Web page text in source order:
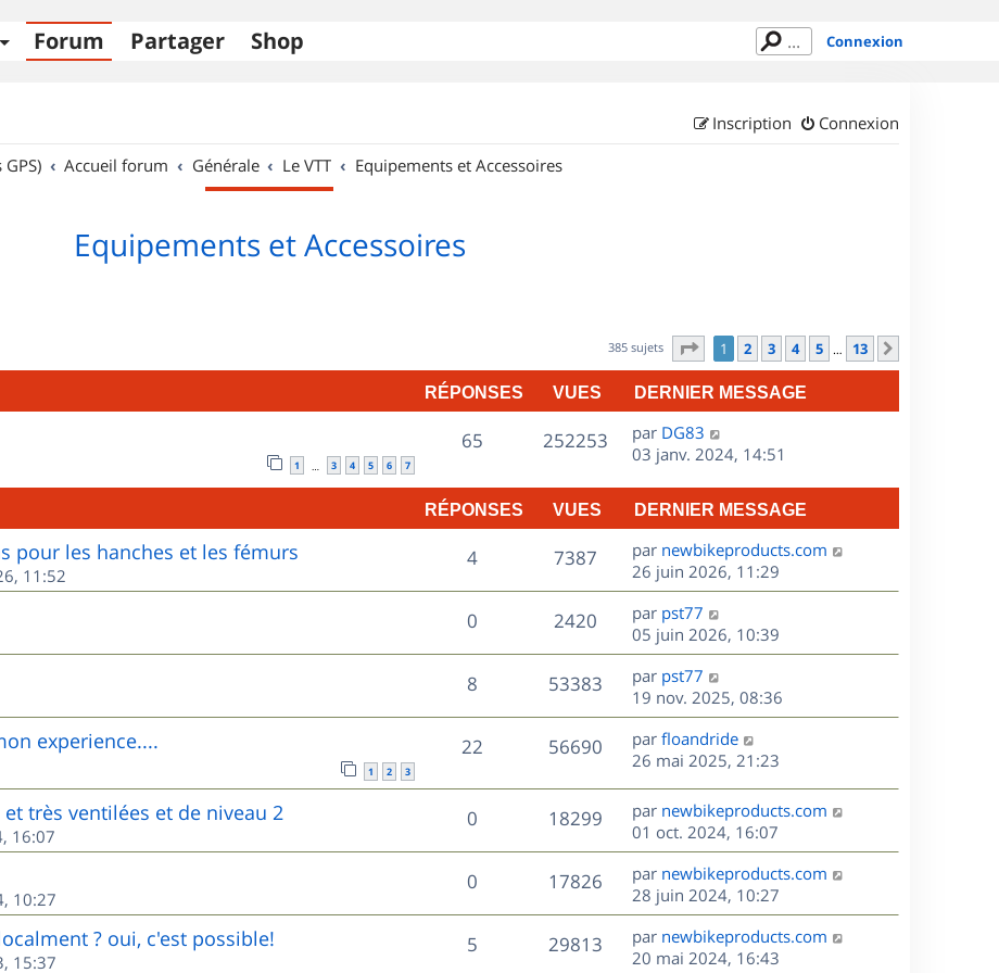
Forum Partager Shop Connexion
Connexion
Inscription
Accueil forum Générale Le VTT Equipements et Accessoires
Equipements et Accessoires
385 sujets Page sur13
1 2 3 4 5 … 13
RÉPONSES VUES DERNIER MESSAGE
1 … 3 4 5 6 7
65R
p
n
s
252253V
D
e
r
m
e
s
s
a
g
e
par DG83
03 janv. 2024, 14:51
RÉPONSES VUES DERNIER MESSAGE
pour les hanches et les fémurs
11:52
4R
é
o
n
s
e
s
7387V
u
s
D
e
r
n
i
e
r
m
e
s
s
a
g
e
par newbikeproducts.com
26 juin 2026, 11:29
0R
é
p
o
s
e
s
2420V
u
e
s
D
e
r
n
i
e
r
m
e
s
s
a
g
e
par pst77
05 juin 2026, 10:39
8R
é
p
s
e
s
53383V
u
D
e
r
n
i
r
m
e
s
s
a
g
e
par pst77
19 nov. 2025, 08:36
experience....
1 2 3
22R
é
56690V
u
e
D
e
i
e
r
m
e
s
s
par floandride
26 mai 2025, 21:23
très ventilées et de niveau 2
16:07
0R
é
18299V
u
e
s
D
e
r
n
i
e
r
m
par newbikeproducts.com
01 oct. 2024, 16:07
10:27
0R
é
17826V
u
e
D
e
r
n
i
par newbikeproducts.com
28 juin 2024, 10:27
? oui, c'est possible!
15:37
5R
29813V
D
e
par newbikeproducts.com
20 mai 2024, 16:43